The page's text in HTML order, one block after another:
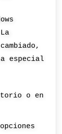
especial
o en